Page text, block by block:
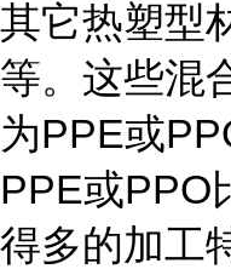
其它热塑型
等。这些混
为PPE或
PPE或PPO
得多的加工